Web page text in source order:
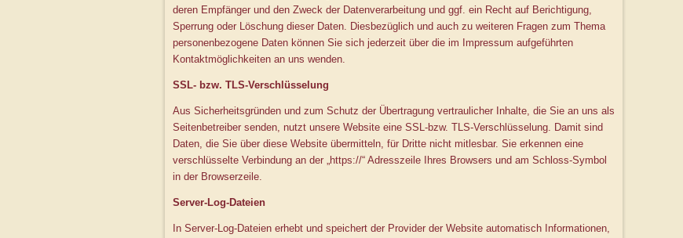
deren Empfänger und den Zweck der Datenverarbeitung und ggf. ein Recht auf Berichtigung,
Sperrung oder Löschung dieser Daten. Diesbezüglich und auch zu weiteren Fragen zum Thema
personenbezogene Daten können Sie sich jederzeit über die im Impressum aufgeführten
Kontaktmöglichkeiten an uns wenden.
SSL- bzw. TLS-Verschlüsselung
Aus Sicherheitsgründen und zum Schutz der Übertragung vertraulicher Inhalte, die Sie an uns als
Seitenbetreiber senden, nutzt unsere Website eine SSL-bzw. TLS-Verschlüsselung. Damit sind
Daten, die Sie über diese Website übermitteln, für Dritte nicht mitlesbar. Sie erkennen eine
verschlüsselte Verbindung an der „https://“ Adresszeile Ihres Browsers und am Schloss-Symbol
in der Browserzeile.
Server-Log-Dateien
In Server-Log-Dateien erhebt und speichert der Provider der Website automatisch Informationen,